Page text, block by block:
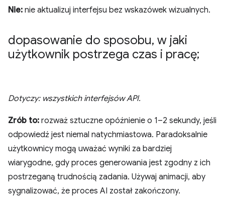
Nie: nie aktualizuj interfejsu bez wskazówek wizualnych.
dopasowanie do sposobu, w jaki
użytkownik postrzega czas i pracę;
Dotyczy: wszystkich interfejsów API.
Zrób to: rozważ sztuczne opóźnienie o 1–2 sekundy, jeśli
odpowiedź jest niemal natychmiastowa. Paradoksalnie
użytkownicy mogą uważać wyniki za bardziej
wiarygodne, gdy proces generowania jest zgodny z ich
postrzeganą trudnością zadania. Używaj animacji, aby
sygnalizować, że proces AI został zakończony.